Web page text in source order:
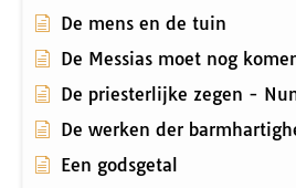
De mens en de tuin
De Messias moet nog
De priesterlijke zegen -
De werken der
Een godsgetal